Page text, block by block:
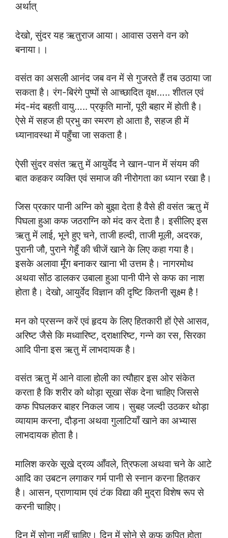
अर्थात्
देखो, सुंदर यह ऋतुराज आया। आवास उसने वन को
बनाया।।
वसंत का असली आनंद जब वन में से गुजरते हैं तब उठाया जा
सकता है। रंग-बिरंगे पुष्पों से आच्छादित वृक्ष….. शीतल एवं
मंद-मंद बहती वायु….. प्रकृति मानों, पूरी बहार में होती है।
ऐसे में सहज ही प्रभु का स्मरण हो आता है, सहज ही में
ध्यानावस्था में पहुँचा जा सकता है।
ऐसी सुंदर वसंत ऋतु में आयुर्वेद ने खान-पान में संयम की
बात कहकर व्यक्ति एवं समाज की नीरोगता का ध्यान रखा है।
जिस प्रकार पानी अग्नि को बुझा देता है वैसे ही वसंत ऋतु में
पिघला हुआ कफ जठराग्नि को मंद कर देता है। इसीलिए इस
ऋतु में लाई, भूने हुए चने, ताजी हल्दी, ताजी मूली, अदरक,
पुरानी जौ, पुराने गेहूँ की चीजें खाने के लिए कहा गया है।
इसके अलावा मूँग बनाकर खाना भी उत्तम है। नागरमोथ
अथवा सोंठ डालकर उबाला हुआ पानी पीने से कफ का नाश
होता है। देखो, आयुर्वेद विज्ञान की दृष्टि कितनी सूक्ष्म है !
मन को प्रसन्न करें एवं हृदय के लिए हितकारी हों ऐसे आसव,
अरिष्ट जैसे कि मध्वारिष्ट, द्राक्षारिष्ट, गन्ने का रस, सिरका
आदि पीना इस ऋतु में लाभदायक है।
वसंत ऋतु में आने वाला होली का त्यौहार इस ओर संकेत
करता है कि शरीर को थोड़ा सूखा सेंक देना चाहिए जिससे
कफ पिघलकर बाहर निकल जाय। सुबह जल्दी उठकर थोड़ा
व्यायाम करना, दौड़ना अथवा गुलाटियाँ खाने का अभ्यास
लाभदायक होता है।
मालिश करके सूखे द्रव्य आँवले, त्रिफला अथवा चने के आटे
आदि का उबटन लगाकर गर्म पानी से स्नान करना हितकर
है। आसन, प्राणायाम एवं टंक विद्या की मुद्रा विशेष रूप से
करनी चाहिए।
दिन में सोना नहीं चाहिए। दिन में सोने से कफ कुपित होता